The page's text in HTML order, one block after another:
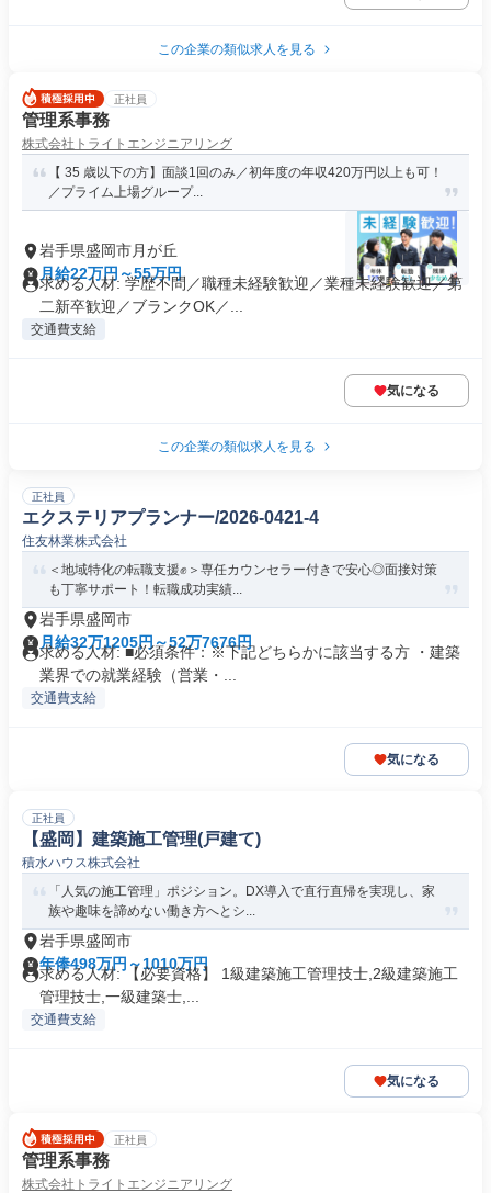
この企業の類似求人を見る
正社員
管理系事務
株式会社トライトエンジニアリング
【 35 歳以下の方】面談1回のみ／初年度の年収420万円以上も可！
／プライム上場グループ...
岩手県盛岡市月が丘
月給22万円～55万円
求める人材: 学歴不問／職種未経験歓迎／業種未経験歓迎／第
二新卒歓迎／ブランクOK／...
交通費支給
気になる
この企業の類似求人を見る
正社員
エクステリアプランナー/2026-0421-4
住友林業株式会社
＜地域特化の転職支援✊️＞専任カウンセラー付きで安心◎面接対策
も丁寧サポート！転職成功実績...
岩手県盛岡市
月給32万1205円～52万7676円
求める人材: ■必須条件：※下記どちらかに該当する方 ・建築
業界での就業経験（営業・...
交通費支給
気になる
正社員
【盛岡】建築施工管理(戸建て)
積水ハウス株式会社
「人気の施工管理」ポジション。DX導入で直行直帰を実現し、家
族や趣味を諦めない働き方へとシ...
岩手県盛岡市
年俸498万円～1010万円
求める人材: 【必要資格】 1級建築施工管理技士,2級建築施工
管理技士,一級建築士,...
交通費支給
気になる
正社員
管理系事務
株式会社トライトエンジニアリング